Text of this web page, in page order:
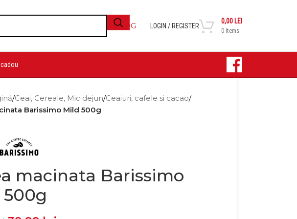
BLOG LOGIN / REGISTER
0 items
0,00 LEI
/Ceai, Cereale, Mic dejun/Ceaiuri, cafele si cacao/
Barissimo Mild 500g
macinata Barissimo